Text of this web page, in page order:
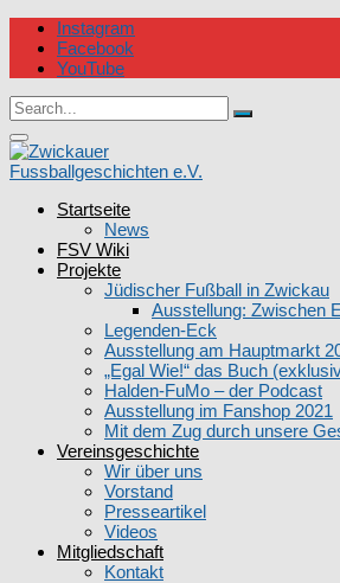
Skip
content
Instagram
Facebook
YouTube
Circular
focus
Search
for:
Search
focus
Zwickauer
Startseite
News
FSV Wiki
Projekte
Jüdischer Fußball in Zwickau
Ausstellung: Zwischen
Legenden-Eck
Ausstellung am Hauptmarkt
„Egal Wie!“ das Buch
Halden-FuMo – der Podcast
Ausstellung im Fanshop 2021
Mit dem Zug durch unsere
Vereinsgeschichte
Wir über uns
Vorstand
Presseartikel
Videos
Mitgliedschaft
Kontakt